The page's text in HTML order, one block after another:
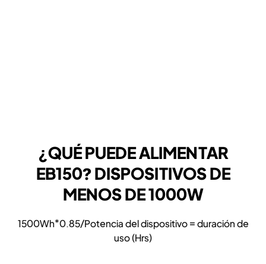
¿QUÉ PUEDE ALIMENTAR
EB150? DISPOSITIVOS DE
MENOS DE 1000W
1500Wh*0.85/Potencia del dispositivo = duración de
uso (Hrs)